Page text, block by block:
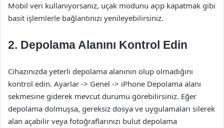
Mobil veri kullanıyorsanız, uçak modunu açıp kapatmak gibi
basit işlemlerle bağlantınızı yenileyebilirsiniz.
2. Depolama Alanını Kontrol Edin
Cihazınızda yeterli depolama alanının olup olmadığını
kontrol edin. Ayarlar -> Genel -> iPhone Depolama alanı
sekmesine giderek mevcut durumu görebilirsiniz. Eğer
depolama dolmuşsa, gereksiz dosya ve uygulamaları silerek
alan açabilir veya fotoğraflarınızı bulut depolama